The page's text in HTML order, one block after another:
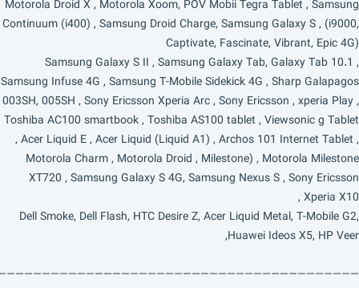
Motorola Droid X , Motorola Xoom, POV Mobii Tegra Tablet , Samsung
Continuum (i400) , Samsung Droid Charge, Samsung Galaxy S , (i9000,
Captivate, Fascinate, Vibrant, Epic 4G)
Samsung Galaxy S II , Samsung Galaxy Tab, Galaxy Tab 10.1 ,
Samsung Infuse 4G , Samsung T-Mobile Sidekick 4G , Sharp Galapagos
003SH, 005SH , Sony Ericsson Xperia Arc , Sony Ericsson , xperia Play ,
Toshiba AC100 smartbook , Toshiba AS100 tablet , Viewsonic g Tablet
, Acer Liquid E , Acer Liquid (Liquid A1) , Archos 101 Internet Tablet ,
Motorola Charm , Motorola Droid , Milestone) , Motorola Milestone
XT720 , Samsung Galaxy S 4G, Samsung Nexus S , Sony Ericsson
Xperia X10 ,
Dell Smoke, Dell Flash, HTC Desire Z, Acer Liquid Metal, T-Mobile G2,
Huawei Ideos X5, HP Veer,